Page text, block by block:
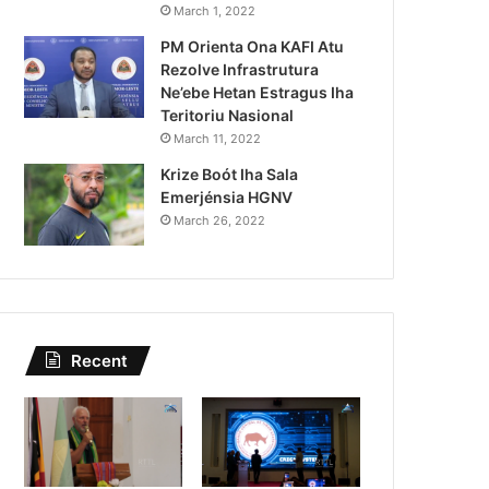
Ajuda Autoridade Polisiál
ho Paradeiru Iha
Estranjeiru
March 1, 2022
PM Orienta Ona KAFI Atu
Rezolve Infrastrutura
Ne’ebe Hetan Estragus Iha
Teritoriu Nasional
March 11, 2022
Krize Boót Iha Sala
Emerjénsia HGNV
March 26, 2022
Recent